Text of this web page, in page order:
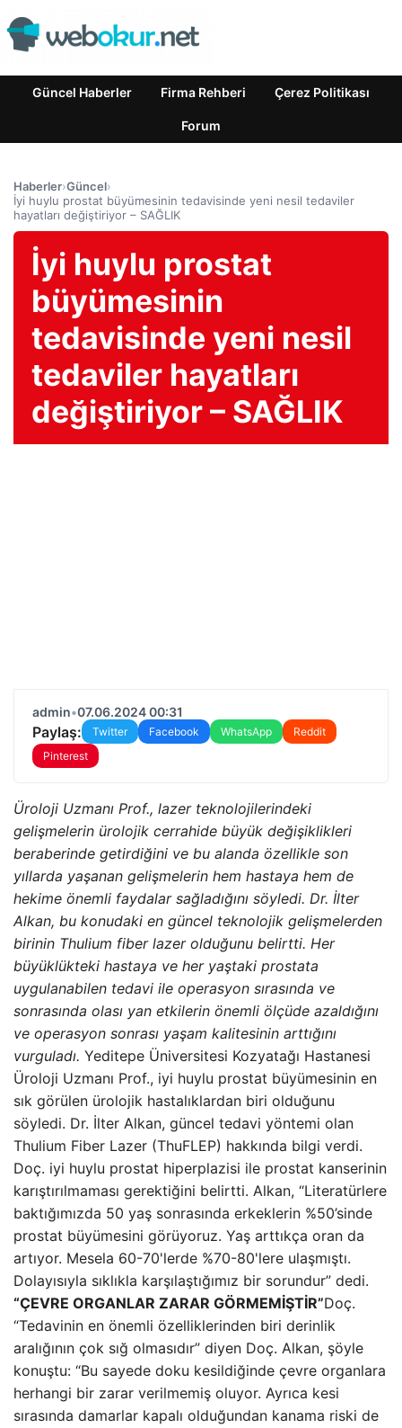
Güncel Haberler Firma Rehberi Çerez Politikası
Forum
Haberler›Güncel›
İyi huylu prostat büyümesinin tedavisinde yeni nesil tedaviler
hayatları değiştiriyor – SAĞLIK
İyi huylu prostat
büyümesinin
tedavisinde yeni nesil
tedaviler hayatları
değiştiriyor – SAĞLIK
admin•07.06.2024 00:31
Paylaş: Twitter Facebook WhatsApp
Reddit
Pinterest
Üroloji Uzmanı Prof., lazer teknolojilerindeki
gelişmelerin ürolojik cerrahide büyük değişiklikleri
beraberinde getirdiğini ve bu alanda özellikle son
yıllarda yaşanan gelişmelerin hem hastaya hem de
hekime önemli faydalar sağladığını söyledi. Dr. İlter
Alkan, bu konudaki en güncel teknolojik gelişmelerden
birinin Thulium fiber lazer olduğunu belirtti. Her
büyüklükteki hastaya ve her yaştaki prostata
uygulanabilen tedavi ile operasyon sırasında ve
sonrasında olası yan etkilerin önemli ölçüde azaldığını
ve operasyon sonrası yaşam kalitesinin arttığını
vurguladı. Yeditepe Üniversitesi Kozyatağı Hastanesi
Üroloji Uzmanı Prof., iyi huylu prostat büyümesinin en
sık görülen ürolojik hastalıklardan biri olduğunu
söyledi. Dr. İlter Alkan, güncel tedavi yöntemi olan
Thulium Fiber Lazer (ThuFLEP) hakkında bilgi verdi.
Doç. iyi huylu prostat hiperplazisi ile prostat kanserinin
karıştırılmaması gerektiğini belirtti. Alkan, “Literatürlere
baktığımızda 50 yaş sonrasında erkeklerin %50’sinde
prostat büyümesini görüyoruz. Yaş arttıkça oran da
artıyor. Mesela 60-70'lerde %70-80'lere ulaşmıştı.
Dolayısıyla sıklıkla karşılaştığımız bir sorundur” dedi.
“ÇEVRE ORGANLAR ZARAR GÖRMEMİŞTİR”Doç.
“Tedavinin en önemli özelliklerinden biri derinlik
aralığının çok sığ olmasıdır” diyen Doç. Alkan, şöyle
konuştu: “Bu sayede doku kesildiğinde çevre organlara
herhangi bir zarar verilmemiş oluyor. Ayrıca kesi
sırasında damarlar kapalı olduğundan kanama riski de